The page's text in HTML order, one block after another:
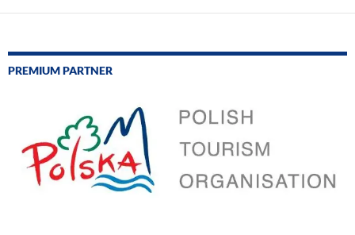
PREMIUM PARTNER